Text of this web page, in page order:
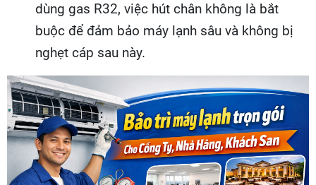
dùng gas R32, việc hút chân không là bắt
buộc để đảm bảo máy lạnh sâu và không bị
nghẹt cáp sau này.